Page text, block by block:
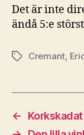
Det är inte
ändå 5:e
EtiketterCremant,
←